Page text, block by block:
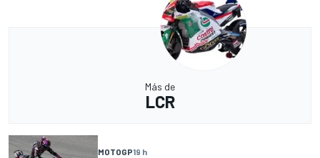
Más de
LCR
MOTOGP19 h